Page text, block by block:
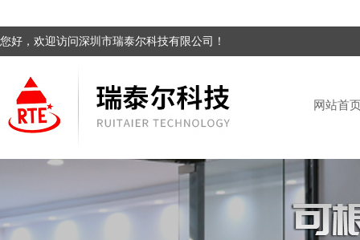
您好，欢迎访问深圳市瑞泰尔科技有限公司！
网站首